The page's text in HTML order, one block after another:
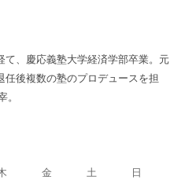
、慶応義塾大学経済学部卒業。元
後複数の塾のプロデュースを担
。
金 土
日